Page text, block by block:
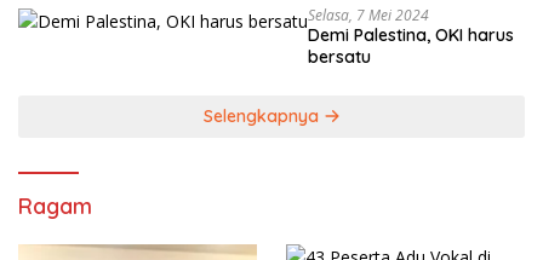
Selasa, 7 Mei 2024
Demi Palestina, OKI harus
bersatu
Selengkapnya
Ragam